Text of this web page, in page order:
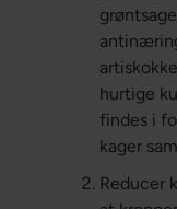
hurtige
findes i
kager
Reducer